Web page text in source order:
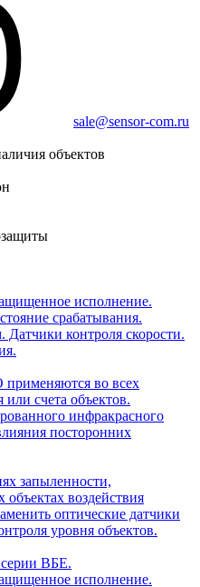
sale@sensor-com.ru
объектов
исполнение.
срабатывания.
контроля скорости.
во всех
счета объектов.
инфракрасного
посторонних
запыленности,
воздействия
оптические датчики
уровня объектов.
ВБЕ.
исполнение.